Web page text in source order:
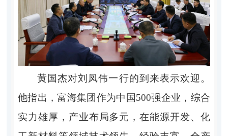
黄国杰对刘凤伟一行的到来表示欢迎。
他指出，富海集团作为中国500强企业，综合
实力雄厚，产业布局多元，在能源开发、化